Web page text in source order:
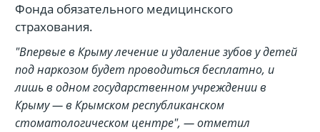
Фонда обязательного медицинского
страхования.
"Впервые в Крыму лечение и удаление зубов у детей
под наркозом будет проводиться бесплатно, и
лишь в одном государственном учреждении в
Крыму — в Крымском республиканском
стоматологическом центре", — отметил